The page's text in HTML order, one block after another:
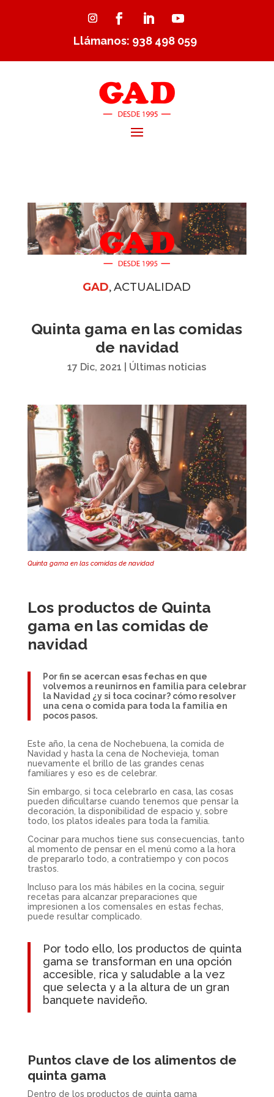
Llámanos: 938 498 059
GAD,ACTUALIDAD
Quinta gama en las comidas
de navidad
17 Dic, 2021 Últimas noticias
Quinta gama en las comidas de navidad
Los productos de Quinta
gama en las comidas de
navidad
Por fin se acercan esas fechas en que
volvemos a reunirnos en familia para celebrar
la Navidad ¿y si toca cocinar? cómo resolver
una cena o comida para toda la familia en
pocos pasos.
Este año, la cena de Nochebuena, la comida de
Navidad y hasta la cena de Nochevieja, toman
nuevamente el brillo de las grandes cenas
familiares y eso es de celebrar.
Sin embargo, si toca celebrarlo en casa, las cosas
pueden dificultarse cuando tenemos que pensar la
decoración, la disponibilidad de espacio y, sobre
todo, los platos ideales para toda la familia.
Cocinar para muchos tiene sus consecuencias, tanto
al momento de pensar en el menú como a la hora
de prepararlo todo, a contratiempo y con pocos
trastos.
Incluso para los más hábiles en la cocina, seguir
recetas para alcanzar preparaciones que
impresionen a los comensales en estas fechas,
puede resultar complicado.
Por todo ello, los productos de quinta
gama se transforman en una opción
accesible, rica y saludable a la vez
que selecta y a la altura de un gran
banquete navideño.
Puntos clave de los alimentos de
quinta gama
Dentro de los productos de quinta gama